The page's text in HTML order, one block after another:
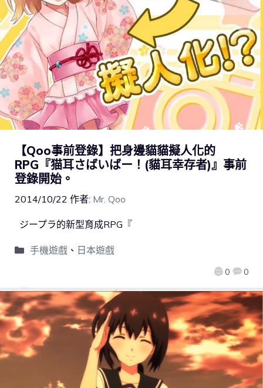
【Qoo事前登錄】把身邊貓貓擬人化的
RPG『猫耳さばいばー！(貓耳幸存者)』事前
登錄開始。
2014/10/22 作者: Mr. Qoo
0 0
ジープラ的新型育成RPG『
手機遊戲、 日本遊戲